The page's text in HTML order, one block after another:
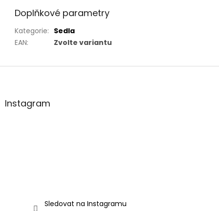
Doplňkové parametry
Kategorie: Sedla
EAN: Zvolte variantu
Z
aInstagram
Sledovat na Instagramu